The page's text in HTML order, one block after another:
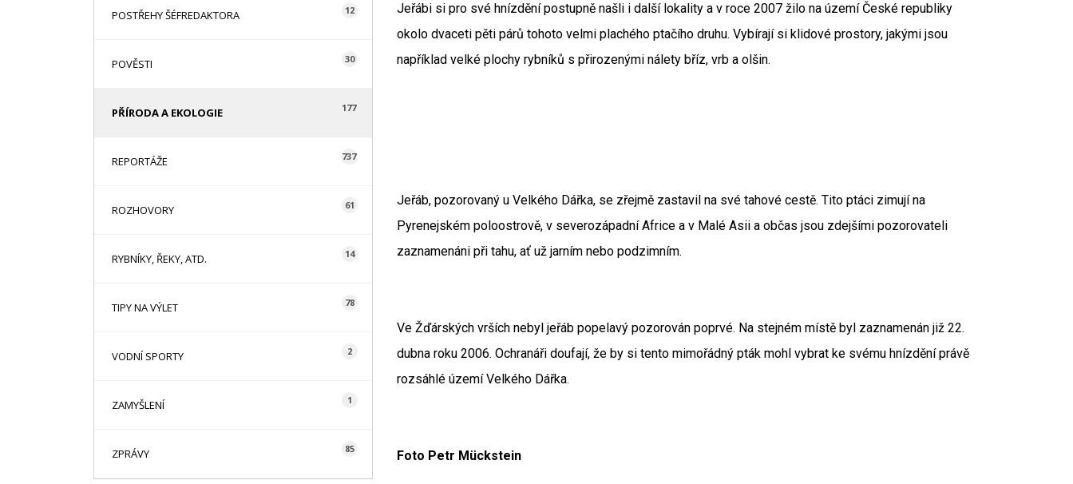
POSTŘEHY ŠÉFREDAKTORA 12
POVĚSTI 30
PŘÍRODA A EKOLOGIE 177
REPORTÁŽE 737
ROZHOVORY 61
RYBNÍKY, ŘEKY, ATD. 14
TIPY NA VÝLET 78
VODNÍ SPORTY 2
ZAMYŠLENÍ 1
ZPRÁVY 85
Jeřábi si pro své hnízdění postupně našli i další lokality a v roce 2007 žilo na území České republiky
okolo dvaceti pěti párů tohoto velmi plachého ptačího druhu. Vybírají si klidové prostory, jakými jsou
například velké plochy rybníků s přirozenými nálety bříz, vrb a olšin.
Jeřáb, pozorovaný u Velkého Dářka, se zřejmě zastavil na své tahové cestě. Tito ptáci zimují na
Pyrenejském poloostrově, v severozápadní Africe a v Malé Asii a občas jsou zdejšími pozorovateli
zaznamenáni při tahu, ať už jarním nebo podzimním.
Ve Žďárských vrších nebyl jeřáb popelavý pozorován poprvé. Na stejném místě byl zaznamenán již 22.
dubna roku 2006. Ochranáři doufají, že by si tento mimořádný pták mohl vybrat ke svému hnízdění právě
rozsáhlé území Velkého Dářka.
Foto Petr Mückstein